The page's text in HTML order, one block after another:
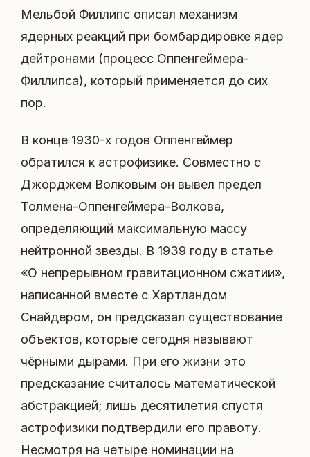
Мельбой Филлипс описал механизм
ядерных реакций при бомбардировке ядер
дейтронами (процесс Оппенгеймера-
Филлипса), который применяется до сих
пор.
В конце 1930-х годов Оппенгеймер
обратился к астрофизике. Совместно с
Джорджем Волковым он вывел предел
Толмена-Оппенгеймера-Волкова,
определяющий максимальную массу
нейтронной звезды. В 1939 году в статье
«О непрерывном гравитационном сжатии»,
написанной вместе с Хартландом
Снайдером, он предсказал существование
объектов, которые сегодня называют
чёрными дырами. При его жизни это
предсказание считалось математической
абстракцией; лишь десятилетия спустя
астрофизики подтвердили его правоту.
Несмотря на четыре номинации на